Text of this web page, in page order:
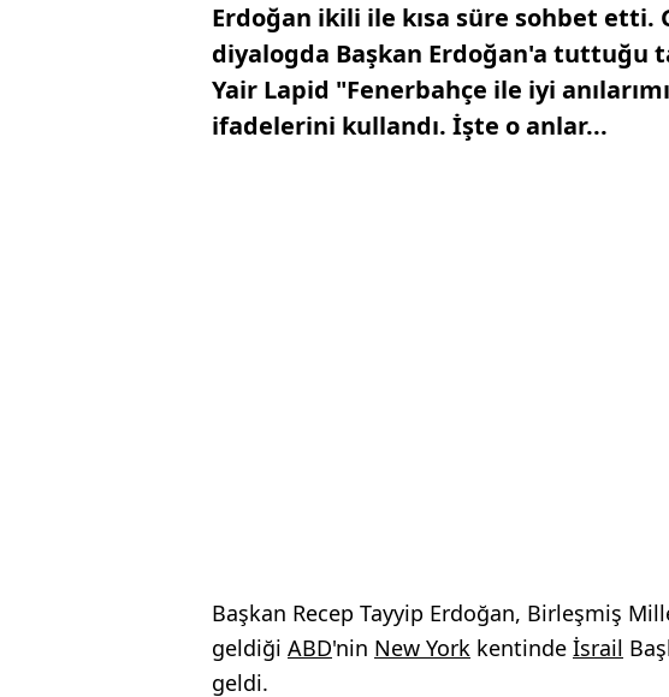
Erdoğan ikili ile kısa süre sohbet etti.
diyalogda Başkan Erdoğan'a tuttuğu
Yair Lapid "Fenerbahçe ile iyi
ifadelerini kullandı. İşte o anlar...
Başkan Recep Tayyip Erdoğan, Birleşmiş
geldiği ABD'nin New York kentinde İsrail
geldi.